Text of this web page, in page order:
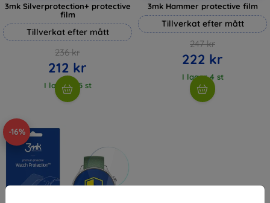
3mk Silverprotection+ protective
film
Tillverkat efter mått
236 kr
212 kr
I lager > 5 st
3mk Hammer protective film
Tillverkat efter mått
247 kr
222 kr
I lager 4 st
-16%